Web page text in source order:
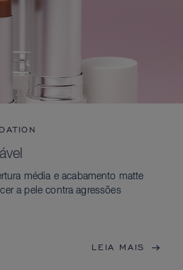
média e acabamento matte
a pele contra agressões
LEIA MAIS